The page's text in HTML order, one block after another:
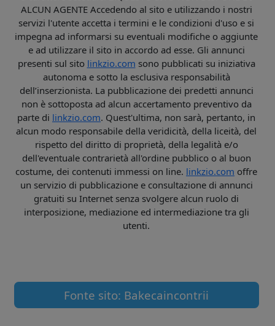
ALCUN AGENTE Accedendo al sito e utilizzando i nostri
servizi l'utente accetta i termini e le condizioni d'uso e si
impegna ad informarsi su eventuali modifiche o aggiunte
e ad utilizzare il sito in accordo ad esse. Gli annunci
presenti sul sito linkzio.com sono pubblicati su iniziativa
autonoma e sotto la esclusiva responsabilità
dell’inserzionista. La pubblicazione dei predetti annunci
non è sottoposta ad alcun accertamento preventivo da
parte di linkzio.com. Quest'ultima, non sarà, pertanto, in
alcun modo responsabile della veridicità, della liceità, del
rispetto del diritto di proprietà, della legalità e/o
dell'eventuale contrarietà all'ordine pubblico o al buon
costume, dei contenuti immessi on line. linkzio.com offre
un servizio di pubblicazione e consultazione di annunci
gratuiti su Internet senza svolgere alcun ruolo di
interposizione, mediazione ed intermediazione tra gli
utenti.
Fonte sito: Bakecaincontrii